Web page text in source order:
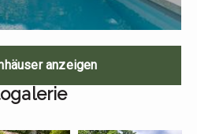
anzeigen